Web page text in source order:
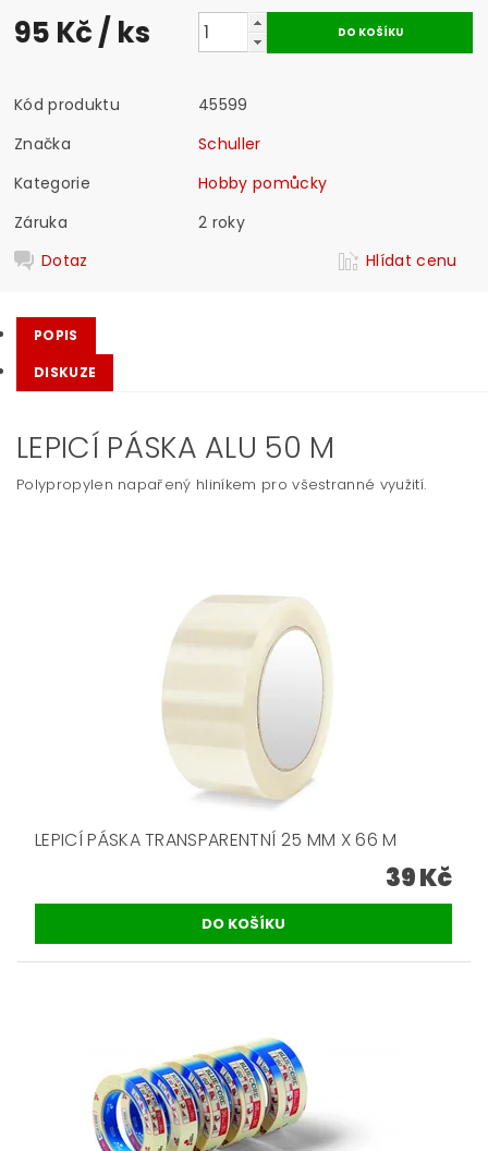
95 Kč/ ks
Kód produktu
45599
Značka
Schuller
Kategorie
Hobby pomůcky
Záruka
2 roky
Dotaz
Hlídat cenu
POPIS
DISKUZE
LEPICÍ PÁSKA ALU 50 M
Polypropylen napařený hliníkem pro všestranné využití.
LEPICÍ PÁSKA TRANSPARENTNÍ 25 MM X 66 M
39 Kč